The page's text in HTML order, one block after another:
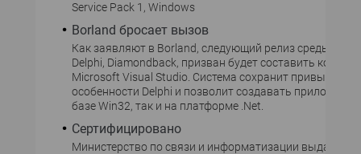
Service Pack 1, Windows
Borland бросает вызов
Как заявляют в Borland, следующий релиз среды
Delphi, Diamondback, призван будет составить
Microsoft Visual Studio. Система сохранит привычные
особенности Delphi и позволит создавать
базе Win32, так и на платформе .Net.
Сертифицировано
Министерство по связи и информатизации выдало